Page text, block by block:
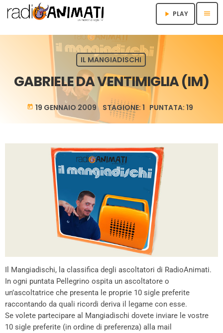
play_arrow PLAY menu
IL MANGIADISCHI
GABRIELE DA VENTIMIGLIA (IM)
today 19 GENNAIO 2009 STAGIONE: 1 PUNTATA: 19
Il Mangiadischi, la classifica degli ascoltatori di RadioAnimati.
In ogni puntata Pellegrino ospita un ascoltatore o
un’ascoltatrice che presenta le proprie 10 sigle preferite
raccontando da quali ricordi deriva il legame con esse.
Se volete partecipare al Mangiadischi dovete inviare le vostre
10 sigle preferite (in ordine di preferenza) alla mail